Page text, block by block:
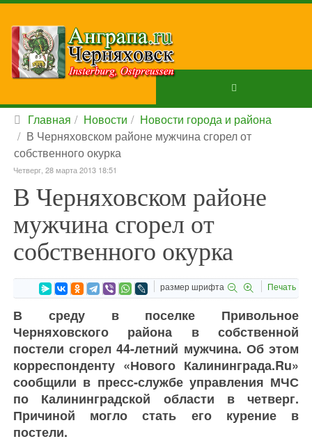
Главная Новости
Новости города и района
В Черняховском районе мужчина сгорел от
собственного окурка
Четверг, 28 марта 2013 18:51
В Черняховском районе
мужчина сгорел от
собственного окурка
размер шрифта Печать
В среду в поселке Привольное
Черняховского района в собственной
постели сгорел 44-летний мужчина. Об этом
корреспонденту «Нового Калининграда.Ru»
сообщили в пресс-службе управления МЧС
по Калининградской области в четверг.
Причиной могло стать его курение в
постели.